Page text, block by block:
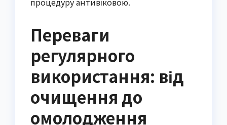
Переваги
регулярного
використання: від
очищення до
омолодження